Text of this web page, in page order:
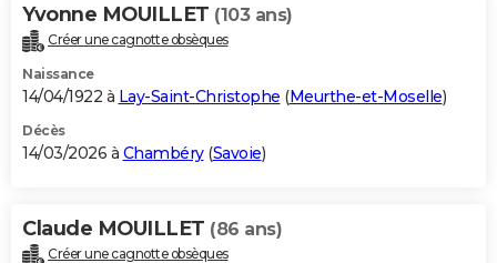
Bricolage
Lifestyle
Culture
Sport
Auto
Television
Voyage
Cinema
Yvonne MOUILLET (103 ans)
Créer une cagnotte obsèques
Naissance
14/04/1922 à Lay-Saint-Christophe (Meurthe-et-Moselle)
Décès
14/03/2026 à Chambéry(Savoie)
Claude MOUILLET (86 ans)
Créer une cagnotte obsèques